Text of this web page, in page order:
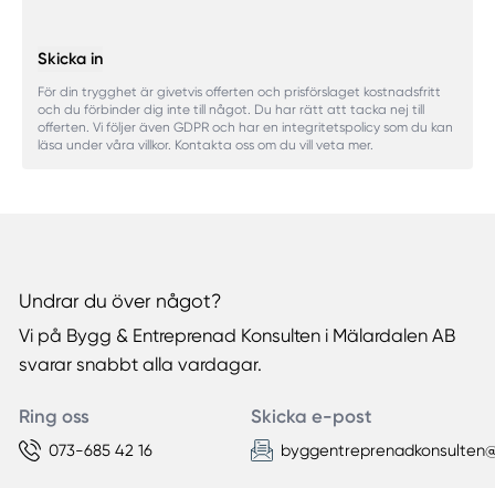
Skicka in
För din trygghet är givetvis offerten och prisförslaget kostnadsfritt
och du förbinder dig inte till något. Du har rätt att tacka nej till
offerten. Vi följer även GDPR och har en integritetspolicy som du kan
läsa under våra villkor. Kontakta oss om du vill veta mer.
Undrar du över något?
Vi på Bygg & Entreprenad Konsulten i Mälardalen AB
svarar snabbt alla vardagar.
Ring oss
073-685 42 16
Skicka e-post